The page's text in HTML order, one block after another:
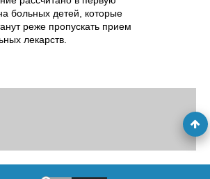
больных детей, которые
реже пропускать прием
лекарств.